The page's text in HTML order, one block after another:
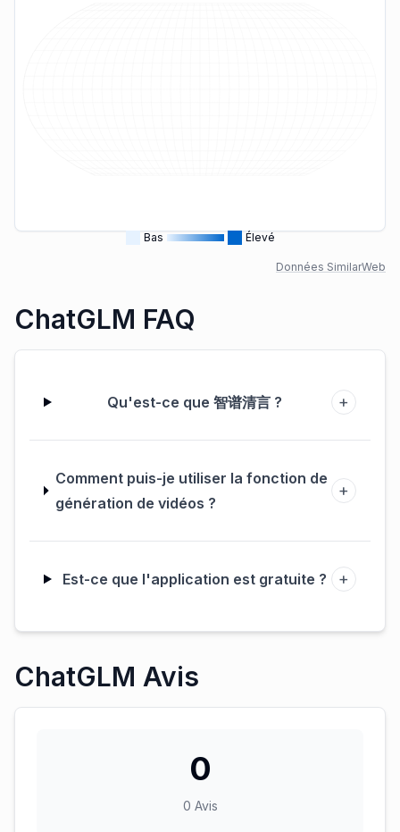
Bas Élevé
Données SimilarWeb
ChatGLM FAQ
Qu'est-ce que智谱清言 ? +
Comment puis-je utiliser la fonction de
génération de vidéos ?
+
Est-ce que l'application est gratuite ? +
ChatGLM Avis
0
0 Avis